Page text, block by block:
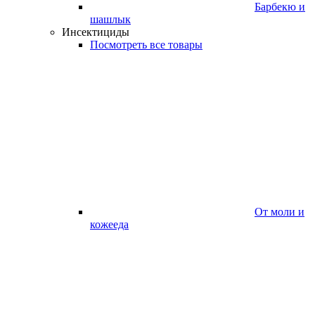
Барбекю и
шашлык
Инсектициды
Посмотреть все товары
От моли и
кожееда